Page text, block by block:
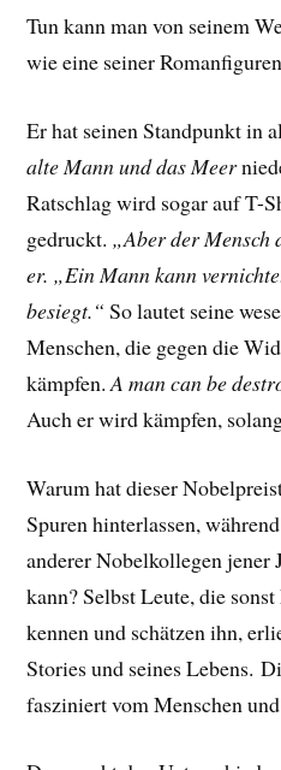
Tun kann man von seinem
wie eine seiner
Er hat seinen Standpunkt in
alte Mann und das Meer
Ratschlag wird sogar auf T-
gedruckt. „Aber der Mensch
er. „Ein Mann kann
besiegt.“So lautet seine
Menschen, die gegen die
kämpfen. A man can be
Auch er wird kämpfen,
Warum hat dieser
Spuren hinterlassen,
anderer Nobelkollegen jener
kann? Selbst Leute, die
kennen und schätzen ihn,
Stories und seines Lebens.
fasziniert vom Menschen